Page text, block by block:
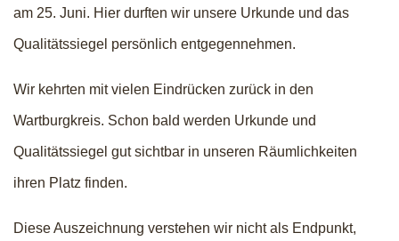
am 25. Juni. Hier durften wir unsere Urkunde und das
Qualitätssiegel persönlich entgegennehmen.
Wir kehrten mit vielen Eindrücken zurück in den
Wartburgkreis. Schon bald werden Urkunde und
Qualitätssiegel gut sichtbar in unseren Räumlichkeiten
ihren Platz finden.
Diese Auszeichnung verstehen wir nicht als Endpunkt,